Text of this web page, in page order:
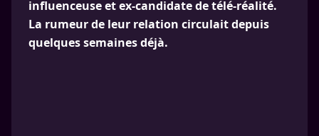
influenceuse et ex-candidate de télé-réalité.
La rumeur de leur relation circulait depuis
quelques semaines déjà.